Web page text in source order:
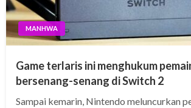
MANHWA
Game terlaris ini menghukum
bersenang-senang di Switch 2
Sampai kemarin, Nintendo meluncurkan